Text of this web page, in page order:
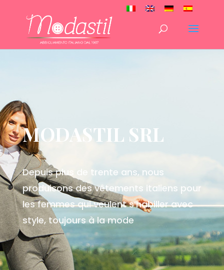
MODASTIL SRL
Depuis plus de trente ans, nous
produisons des vêtements italiens pour
les femmes qui veulent s’habiller avec
style, toujours à la mode